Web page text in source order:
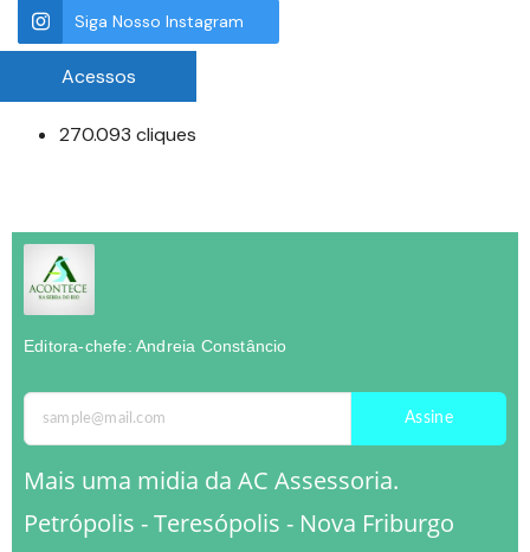
Siga Nosso Instagram
Acessos
270.093 cliques
Editora-chefe: Andreia Constâncio
Assine
Mais uma midia da AC Assessoria.
Petrópolis - Teresópolis - Nova Friburgo